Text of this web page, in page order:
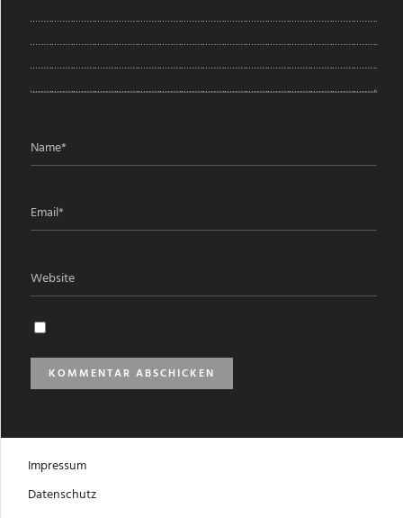
Impressum
Datenschutz